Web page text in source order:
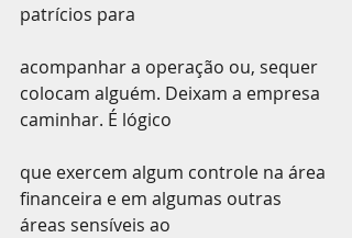
patrícios para
acompanhar a operação ou, sequer
colocam alguém. Deixam a empresa
caminhar. É lógico
que exercem algum controle na área
financeira e em algumas outras
áreas sensíveis ao